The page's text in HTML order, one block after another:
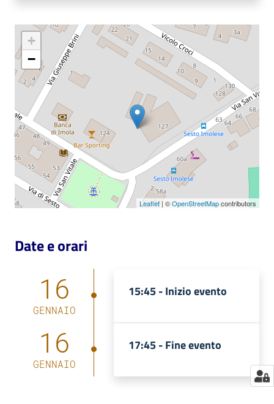
lettura
Seguici
su
on line
Chiedi al
bibliotecario
+
−
Leaflet | ©OpenStreetMapcontributors
Date e orari
16
GENNAIO
15:45 -Inizio evento
16
GENNAIO
17:45 -Fine evento